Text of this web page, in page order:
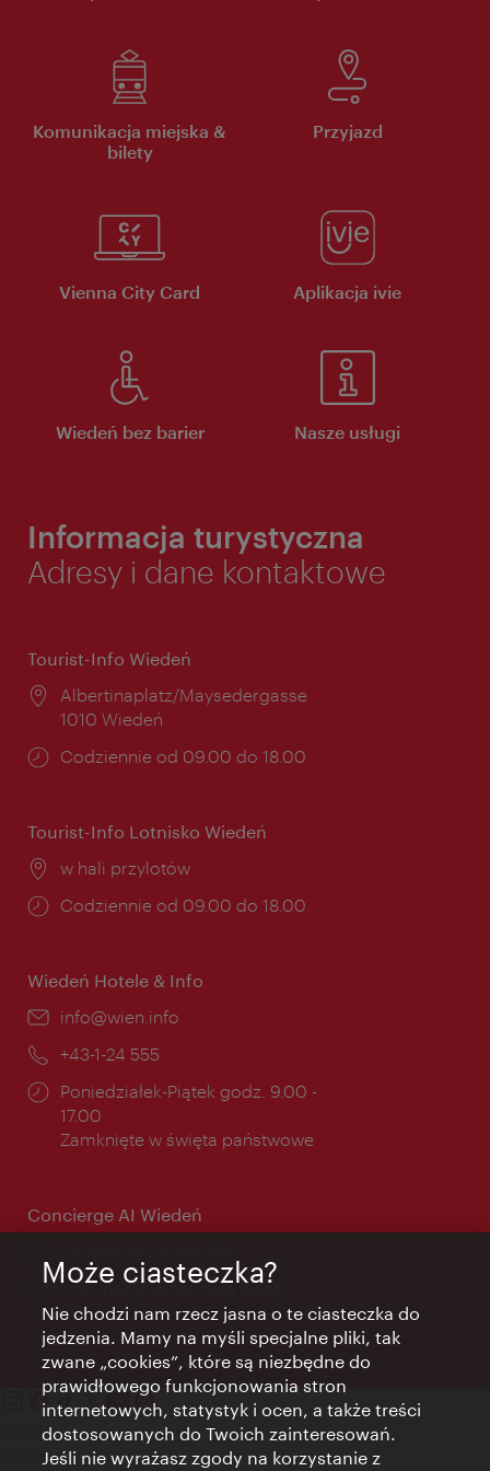
Komunikacja miejska &
bilety
Przyjazd
Vienna City Card Aplikacja ivie
Wiedeń bez barier Nasze usługi
Informacja turystyczna
Adresy i dane kontaktowe
Tourist-Info Wiedeń
Miejsce:
Albertinaplatz/Maysedergasse
1010 Wiedeń
Godziny
Codziennie od 09.00 do 18.00
Tourist-Info Lotnisko Wiedeń
Miejsce:
w hali przylotów
Godziny
Codziennie od 09.00 do 18.00
Wiedeń Hotele & Info
E-
info@wien.info
Telefon:
+43-1-24 555
Godziny
otwarcia:
Poniedziałek-Piątek godz. 9.00 -
17.00
Zamknięte w święta państwowe
Concierge AI Wiedeń
Informacje przez całą dobę
Kontakt
Credits
Może ciasteczka?
Nie chodzi nam rzecz jasna o te ciasteczka do
jedzenia. Mamy na myśli specjalne pliki, tak
zwane „cookies”, które są niezbędne do
prawidłowego funkcjonowania stron
internetowych, statystyk i ocen, a także treści
dostosowanych do Twoich zainteresowań.
Jeśli nie wyrażasz zgody na korzystanie z